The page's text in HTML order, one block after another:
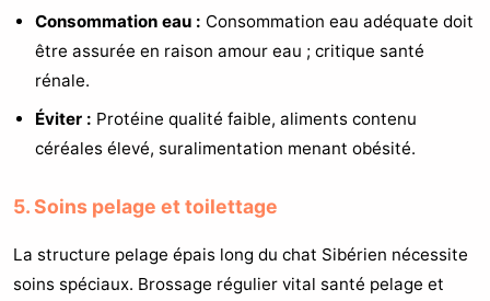
Consommation eau : Consommation eau adéquate doit
être assurée en raison amour eau ; critique santé
rénale.
Éviter : Protéine qualité faible, aliments contenu
céréales élevé, suralimentation menant obésité.
5. Soins pelage et toilettage
La structure pelage épais long du chat Sibérien nécessite
soins spéciaux. Brossage régulier vital santé pelage et